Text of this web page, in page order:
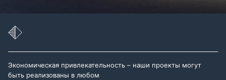
Экономическая привлекательность – наши проекты могут
быть реализованы в любом